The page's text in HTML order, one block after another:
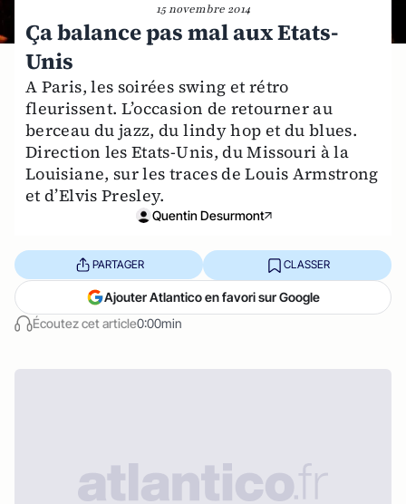
15 novembre 2014
Ça balance pas mal aux Etats-
Unis
A Paris, les soirées swing et rétro
fleurissent. L’occasion de retourner au
berceau du jazz, du lindy hop et du blues.
Direction les Etats-Unis, du Missouri à la
Louisiane, sur les traces de Louis Armstrong
et d’Elvis Presley.
Quentin Desurmont
Écoutez cet article0:00min
PARTAGER CLASSER
Ajouter Atlantico en favori sur Google